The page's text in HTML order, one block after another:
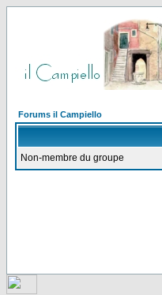
Forums il Campiello
Non-membre du groupe